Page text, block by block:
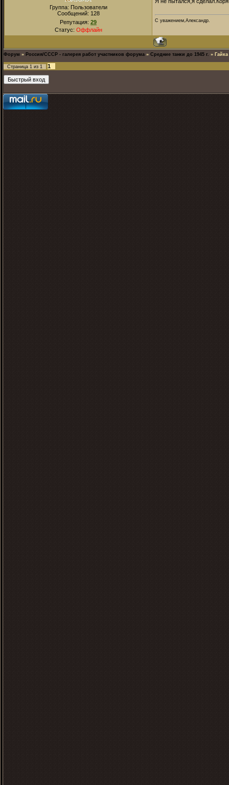
Группа: Пользователи
Сообщений: 128
Репутация: 29
Статус: Оффлайн
С уважением,Александр.
Форум » Россия/СССР - галерея работ участников форума » Средние танки до 1945 г. »
Страница 1 из 1 1